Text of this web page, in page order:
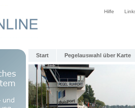
Hilfe
Start Pegelauswahl über Karte